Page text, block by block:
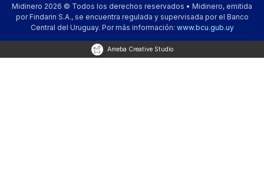
Midinero 2026 © Todos los derechos reservados • Midinero, emitida
por Findarin S.A., se encuentra regulada y supervisada por el Banco
Central del Uruguay. Por más información: www.bcu.gub.uy
Ameba Creative Studio